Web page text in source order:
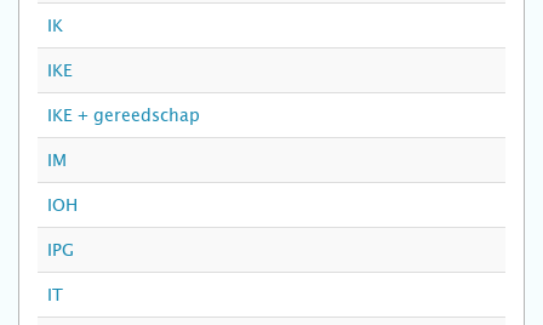
IK
IKE
IKE + gereedschap
IM
IOH
IPG
IT